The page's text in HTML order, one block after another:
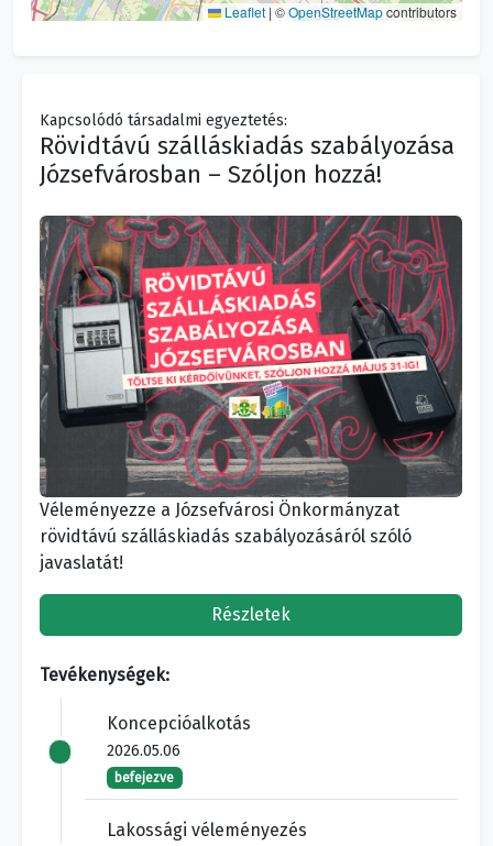
Leaflet | ©OpenStreetMapcontributors
Kapcsolódó társadalmi egyeztetés:
Rövidtávú szálláskiadás szabályozása
Józsefvárosban – Szóljon hozzá!
Véleményezze a Józsefvárosi Önkormányzat
rövidtávú szálláskiadás szabályozásáról szóló
javaslatát!
Részletek
Tevékenységek:
Koncepcióalkotás
2026.05.06
befejezve
Lakossági véleményezés